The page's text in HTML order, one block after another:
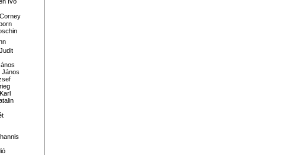
Judit
János
Karl